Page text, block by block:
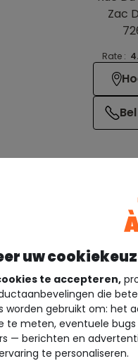
Zac
Rate :
10:00 -
uw
te accepteren,
die
worden gebruikt om: het
te meten, eventuele
— berichten en
te personaliseren.